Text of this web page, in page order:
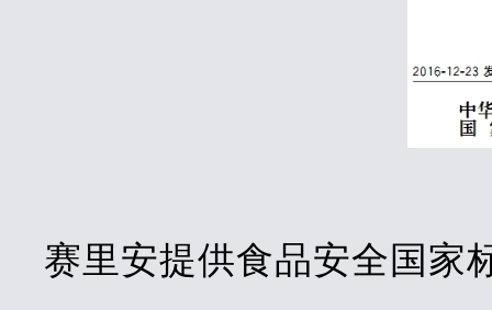
赛里安提供食品安全国家